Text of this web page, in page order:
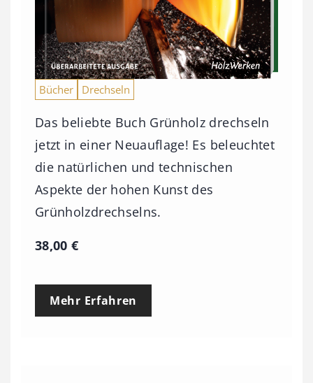
Bücher Drechseln
Das beliebte Buch Grünholz drechseln
jetzt in einer Neuauflage! Es beleuchtet
die natürlichen und technischen
Aspekte der hohen Kunst des
Grünholzdrechselns.
38,00€
Mehr Erfahren